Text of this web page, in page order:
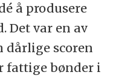
å produsere
Det var en av
dårlige scoren
fattige bønder i